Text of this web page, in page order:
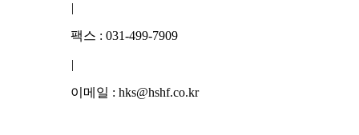
|
팩스 : 031-499-7909
|
이메일 : hks@hshf.co.kr